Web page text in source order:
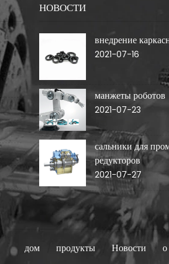
НОВОСТИ
внедрение
2021-07-16
манжеты роботов
2021-07-23
сальники для
редукторов
2021-07-27
дом продукты Новости